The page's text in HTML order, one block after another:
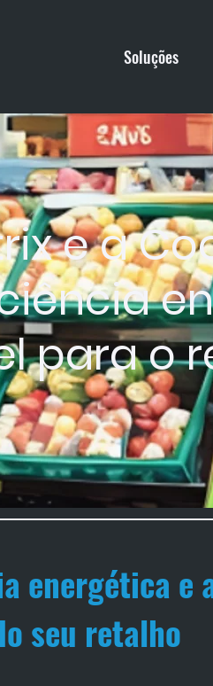
Soluções
e a
para o
energética e
seu retalho